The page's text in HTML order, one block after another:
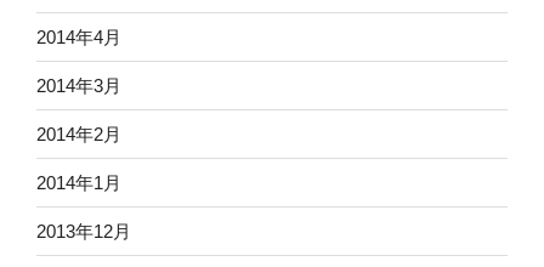
2014年4月
2014年3月
2014年2月
2014年1月
2013年12月